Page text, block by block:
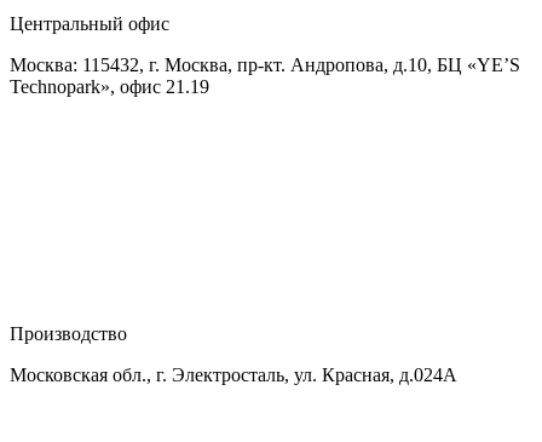
Центральный офис
Москва: 115432, г. Москва, пр-кт. Андропова, д.10, БЦ «YE’S
Technopark», офис 21.19
Производство
Московская обл., г. Электросталь, ул. Красная, д.024А